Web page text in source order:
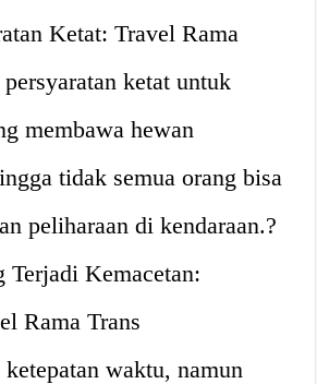
Ketat: Travel Rama
ketat untuk
membawa hewan
tidak semua orang bisa
peliharaan di kendaraan.?
Terjadi Kemacetan:
Rama Trans
waktu, namun